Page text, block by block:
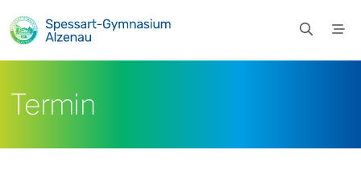
Termin